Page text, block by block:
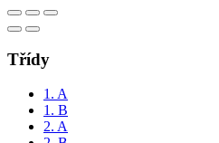
Třídy
1. A
1. B
2. A